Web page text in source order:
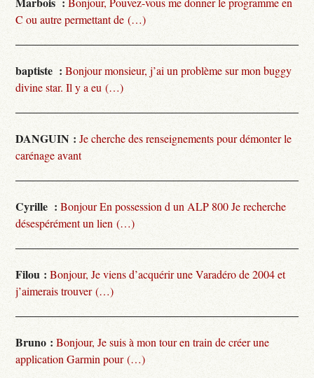
C ou autre permettant de (…)
baptiste : Bonjour monsieur, j’ai un problème sur mon buggy
divine star. Il y a eu (…)
DANGUIN : Je cherche des renseignements pour démonter le
carénage avant
Cyrille : Bonjour En possession d un ALP 800 Je recherche
désespérément un lien (…)
Filou : Bonjour, Je viens d’acquérir une Varadéro de 2004 et
j’aimerais trouver (…)
Bruno : Bonjour, Je suis à mon tour en train de créer une
application Garmin pour (…)